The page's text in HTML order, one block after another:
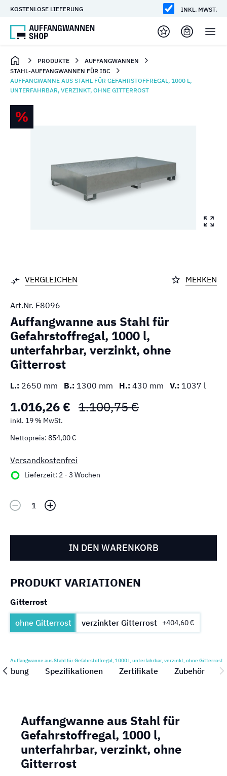
KOSTENLOSE LIEFERUNG INKL. MWST.
PRODUKTE
AUFFANGWANNEN
STAHL-AUFFANGWANNEN FÜR IBC
AUFFANGWANNE AUS STAHL FÜR GEFAHRSTOFFREGAL, 1000 L,
UNTERFAHRBAR, VERZINKT, OHNE GITTERROST
VERGLEICHEN MERKEN
Art.Nr. F8096
Auffangwanne aus Stahl für
Gefahrstoffregal, 1000 l,
unterfahrbar, verzinkt, ohne
Gitterrost
L.: 2650 mm B.: 1300 mm H.: 430 mm V.: 1037 l
1.016,26 € 1.100,75 €
inkl. 19 % MwSt.
Nettopreis: 854,00 €
Versandkostenfrei
Lieferzeit: 2 - 3 Wochen
IN DEN WARENKORB
PRODUKT VARIATIONEN
Gitterrost
ohne Gitterrost verzinkter Gitterrost +404,60 €
Auffangwanne aus Stahl für Gefahrstoffregal, 1000 l, unterfahrbar, verzinkt, ohne Gitterrost
Spezifikationen Zertifikate Zubehör
Auffangwanne aus Stahl für
Gefahrstoffregal, 1000 l,
unterfahrbar, verzinkt, ohne
Gitterrost